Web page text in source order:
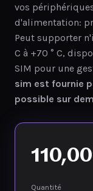
vos
d'alimentation:
Peut supporter
C à +70 ° C,
SIM pour une
sim est fournie
possible sur
110,00
Quantité